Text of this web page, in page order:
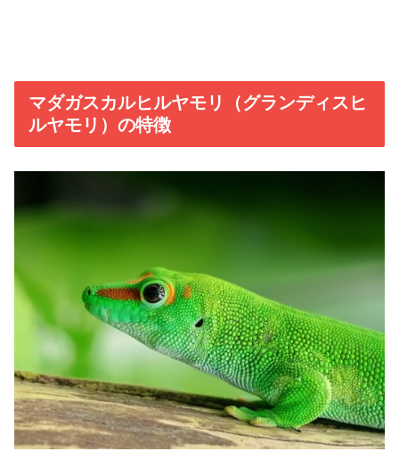
マダガスカルヒルヤモリ（グランディスヒ
ルヤモリ）の特徴